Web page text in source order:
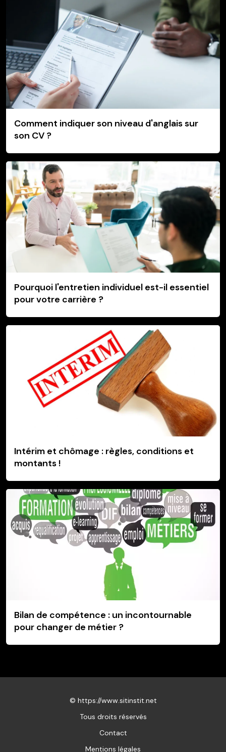
Comment indiquer son niveau d'anglais sur
son CV ?
Pourquoi l'entretien individuel est-il essentiel
pour votre carrière ?
Intérim et chômage : règles, conditions et
montants !
Bilan de compétence : un incontournable
pour changer de métier ?
© https://www.sitinstit.net
Tous droits réservés
Contact
Mentions légales